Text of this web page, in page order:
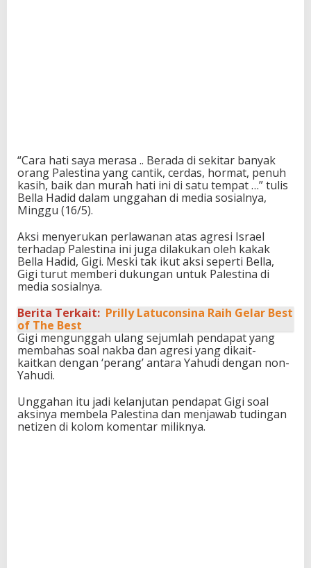
“Cara hati saya merasa .. Berada di sekitar banyak
orang Palestina yang cantik, cerdas, hormat, penuh
kasih, baik dan murah hati ini di satu tempat …” tulis
Bella Hadid dalam unggahan di media sosialnya,
Minggu (16/5).
Aksi menyerukan perlawanan atas agresi Israel
terhadap Palestina ini juga dilakukan oleh kakak
Bella Hadid, Gigi. Meski tak ikut aksi seperti Bella,
Gigi turut memberi dukungan untuk Palestina di
media sosialnya.
Berita Terkait: Prilly Latuconsina Raih Gelar Best
of The Best
Gigi mengunggah ulang sejumlah pendapat yang
membahas soal nakba dan agresi yang dikait-
kaitkan dengan ‘perang’ antara Yahudi dengan non-
Yahudi.
Unggahan itu jadi kelanjutan pendapat Gigi soal
aksinya membela Palestina dan menjawab tudingan
netizen di kolom komentar miliknya.